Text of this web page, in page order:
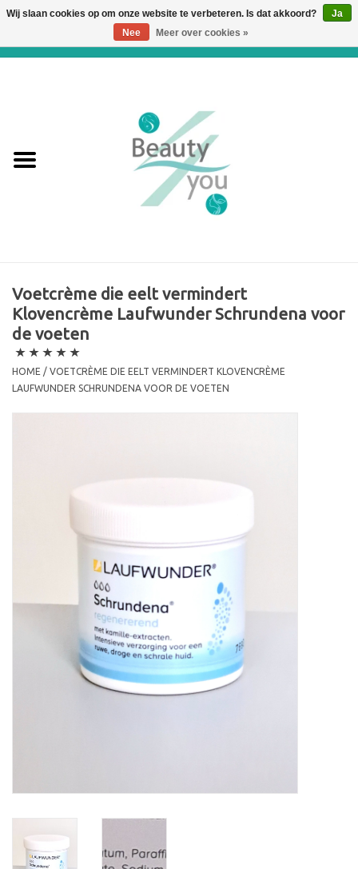
Merken
Voetcrème die eelt vermindert
Klovencrème Laufwunder Schrundena voor
de voeten
HOME / VOETCRÈME DIE EELT VERMINDERT KLOVENCRÈME
LAUFWUNDER SCHRUNDENA VOOR DE VOETEN
Wij slaan cookies op om onze website te verbeteren. Is dat akkoord?
Ja
Nee
Meer over cookies »